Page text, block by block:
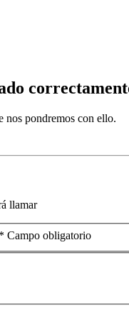
nos pondremos con ello.
llamar
* Campo obligatorio